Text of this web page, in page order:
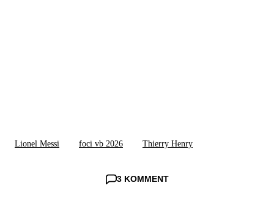
Lionel Messi foci vb 2026 Thierry Henry
3 KOMMENT